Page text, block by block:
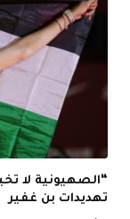
“الصهيونية لا
تهديدات بن غفير